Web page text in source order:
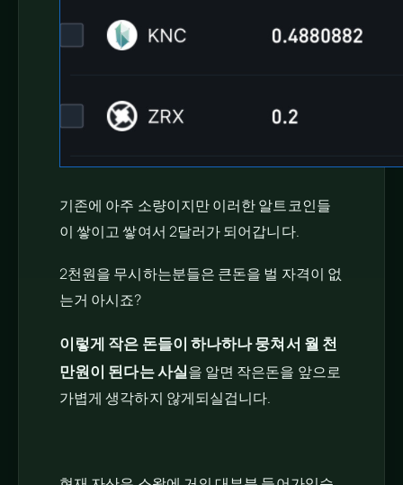
기존에 아주 소량이지만 이러한 알트코인들
이 쌓이고 쌓여서 2달러가 되어갑니다.
2천원을 무시하는분들은 큰돈을 벌 자격이 없
는거 아시죠?
이렇게 작은 돈들이 하나하나 뭉쳐서 월 천
만원이 된다는 사실을 알면 작은돈을 앞으로
가볍게 생각하지 않게되실겁니다.